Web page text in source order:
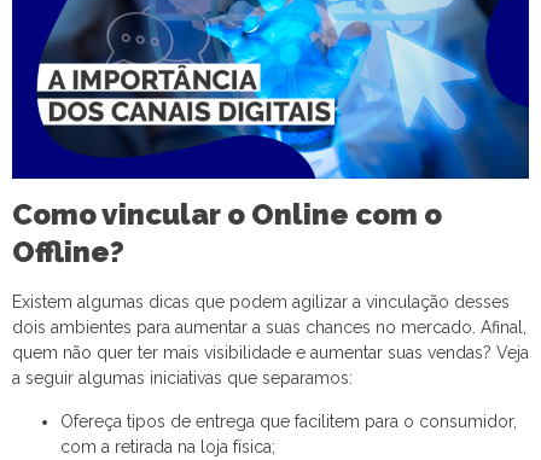
Como vincular o Online com o
Offline?
Existem algumas dicas que podem agilizar a vinculação desses
dois ambientes para aumentar a suas chances no mercado. Afinal,
quem não quer ter mais visibilidade e aumentar suas vendas? Veja
a seguir algumas iniciativas que separamos:
Ofereça tipos de entrega que facilitem para o consumidor,
com a retirada na loja física;